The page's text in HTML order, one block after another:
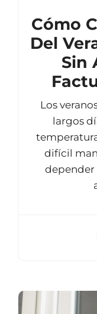
Cómo
Del
Sin
Los
largos
difícil
depender